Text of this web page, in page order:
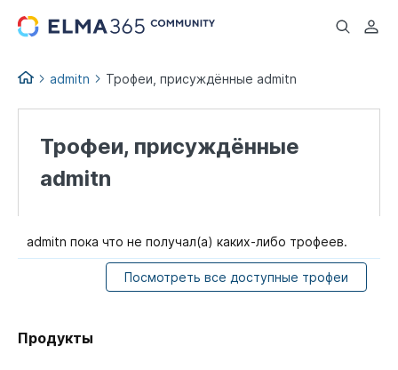
...
admitn Трофеи, присуждённые admitn
Трофеи, присуждённые
admitn
admitn пока что не получал(а) каких-либо трофеев.
Посмотреть все доступные трофеи
Продукты